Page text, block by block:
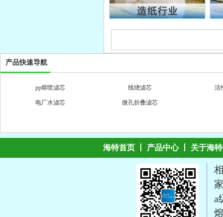
一体成型pp袋式过滤器
产品快速导航
电厂水滤芯 微孔折叠滤芯
海特首页 产品中心丨 关于海特
a